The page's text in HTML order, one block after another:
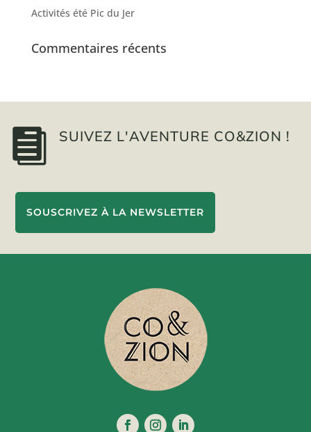
Activités été Pic du Jer
Commentaires récents
 SUIVEZ L'AVENTURE CO&ZION !
SOUSCRIVEZ À LA NEWSLETTER